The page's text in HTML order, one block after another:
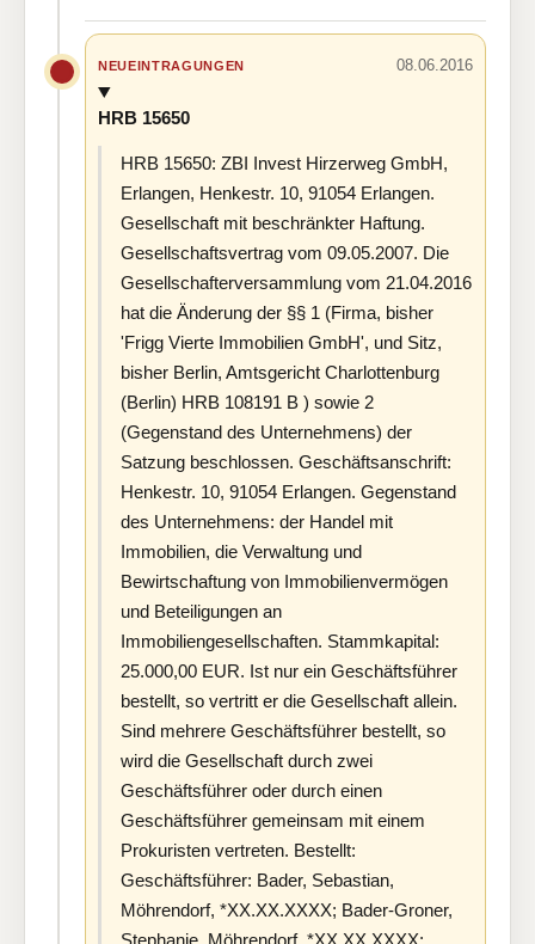
NEUEINTRAGUNGEN 08.06.2016
HRB 15650
HRB 15650: ZBI Invest Hirzerweg GmbH,
Erlangen, Henkestr. 10, 91054 Erlangen.
Gesellschaft mit beschränkter Haftung.
Gesellschaftsvertrag vom 09.05.2007. Die
Gesellschafterversammlung vom 21.04.2016
hat die Änderung der §§ 1 (Firma, bisher
'Frigg Vierte Immobilien GmbH', und Sitz,
bisher Berlin, Amtsgericht Charlottenburg
(Berlin) HRB 108191 B ) sowie 2
(Gegenstand des Unternehmens) der
Satzung beschlossen. Geschäftsanschrift:
Henkestr. 10, 91054 Erlangen. Gegenstand
des Unternehmens: der Handel mit
Immobilien, die Verwaltung und
Bewirtschaftung von Immobilienvermögen
und Beteiligungen an
Immobiliengesellschaften. Stammkapital:
25.000,00 EUR. Ist nur ein Geschäftsführer
bestellt, so vertritt er die Gesellschaft allein.
Sind mehrere Geschäftsführer bestellt, so
wird die Gesellschaft durch zwei
Geschäftsführer oder durch einen
Geschäftsführer gemeinsam mit einem
Prokuristen vertreten. Bestellt:
Geschäftsführer: Bader, Sebastian,
Möhrendorf, *XX.XX.XXXX; Bader-Groner,
Stephanie, Möhrendorf, *XX.XX.XXXX;